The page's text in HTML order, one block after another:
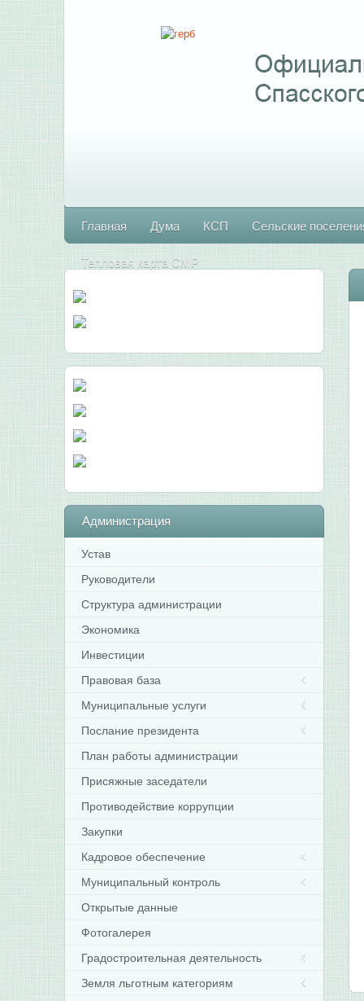
Главная Дума КСП Сельские
Тепловая карта СМР
Администрация
Устав
Руководители
Структура администрации
Экономика
Инвестиции
Правовая база
Муниципальные услуги
Послание президента
План работы администрации
Присяжные заседатели
Противодействие коррупции
Закупки
Кадровое обеспечение
Муниципальный контроль
Открытые данные
Фотогалерея
Градостроительная деятельность
Земля льготным категориям